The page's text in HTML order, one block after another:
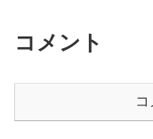
コメント